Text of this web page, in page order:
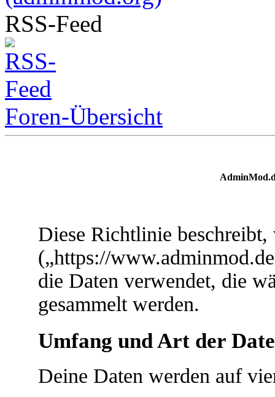
RSS-Feed
Foren-Übersicht
Diese Richtlinie
(„https://
die Daten verwendet, die
gesammelt werden.
Umfang und Art der
Deine Daten werden auf